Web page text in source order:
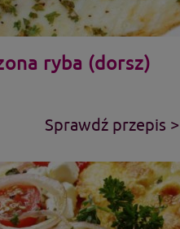
ryba (dorsz)
Sprawdź przepis >